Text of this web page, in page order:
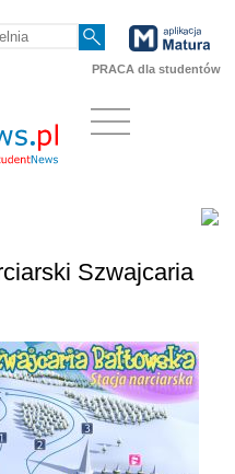
PRACA dla studentów
Szwajcaria